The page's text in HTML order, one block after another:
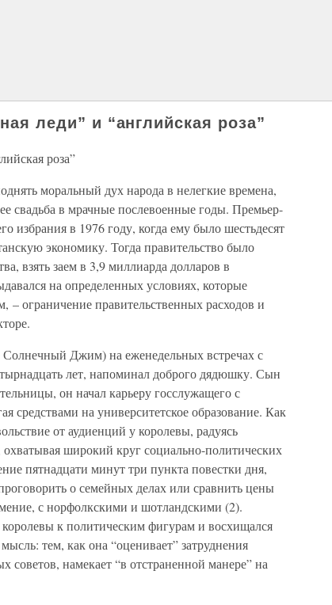
леди” и “английская роза”
роза”
моральный дух народа в нелегкие времена,
свадьба в мрачные послевоенные годы. Премьер-
избрания в 1976 году, когда ему было шестьдесят
экономику. Тогда правительство было
взять заем в 3,9 миллиарда долларов в
на определенных условиях, которые
– ограничение правительственных расходов и
Джим) на еженедельных встречах с
лет, напоминал доброго дядюшку. Сын
он начал карьеру госслужащего с
средствами на университетское образование. Как
от аудиенций у королевы, радуясь
охватывая широкий круг социально-политических
пятнадцати минут три пункта повестки дня,
о семейных делах или сравнить цены
с норфолкскими и шотландскими (2).
королевы к политическим фигурам и восхищался
тем, как она “оценивает” затруднения
советов, намекает “в отстраненной манере” на